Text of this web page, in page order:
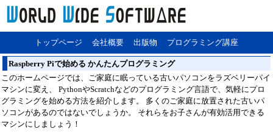
トップページ 会社概要 出版物 プログラミング講座
Raspberry Piで始める かんたんプログラミング
このホームページでは、ご家庭に眠っている古いパソコンをラズベリーパイ
マシンに変え、 PythonやScratchなどのプログラミング言語で、気軽にプロ
グラミングを始める方法を紹介します。 多くのご家庭に放置された古いパ
ソコンがあるのではないでしょうか。 それらをお子さんが有効活用できる
マシンにしましょう！